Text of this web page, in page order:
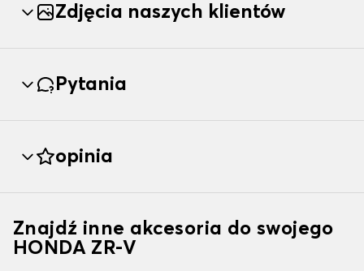
Zdjęcia naszych klientów
Pytania
opinia
Znajdź inne akcesoria do swojego
HONDA ZR-V